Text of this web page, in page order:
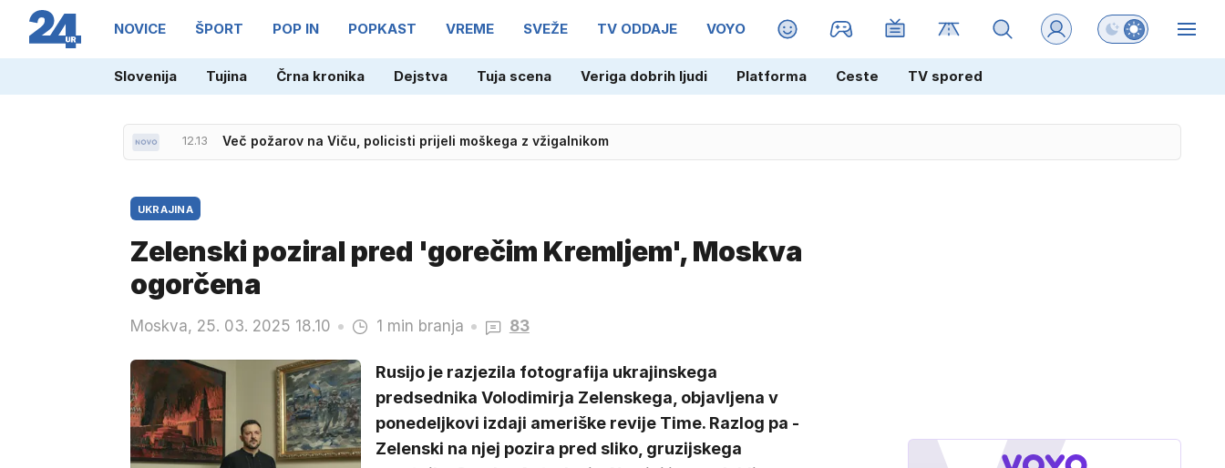
NOVICE ŠPORT POP IN POPKAST VREME SVEŽE TV ODDAJE VOYO MAGAZIN Preklopi barvni
Slovenija Tujina Črna kronika Dejstva Tuja scena Veriga dobrih ljudi Platforma Ceste TV spored
12.13 Več požarov na Viču, policisti prijeli moškega z vžigalnikom
UKRAJINA
Zelenski poziral pred 'gorečim Kremljem', Moskva
ogorčena
Moskva, 25. 03. 2025 18.10 1 min branja 83
Rusijo je razjezila fotografija ukrajinskega
predsednika Volodimirja Zelenskega, objavljena v
ponedeljkovi izdaji ameriške revije Time. Razlog pa -
Zelenski na njej pozira pred sliko, gruzijskega